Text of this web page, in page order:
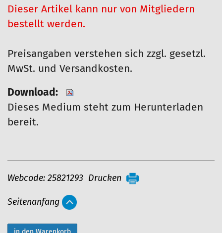
Dieser Artikel kann nur von Mitgliedern
bestellt werden.
Preisangaben verstehen sich zzgl. gesetzl.
MwSt. und Versandkosten.
Download:
Dieses Medium steht zum Herunterladen
bereit.
A
t
i
Webcode: 25821293 Drucken
Seitenanfang